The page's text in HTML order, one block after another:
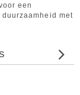
een
met